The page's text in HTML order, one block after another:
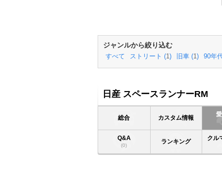
ジャンルから絞り込む
すべて ストリート (1) 旧車 (1) 90年
日産 スペースランナーRM
総合 カスタム情報
Q&A
(0) ランキング
クル